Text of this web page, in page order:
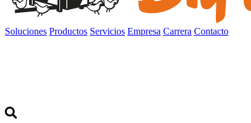
Soluciones Productos Servicios Empresa Carrera Contacto